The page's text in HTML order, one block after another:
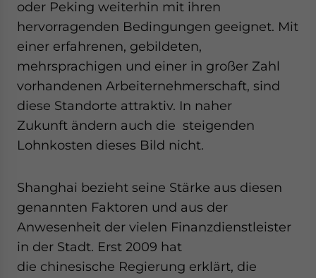
oder Peking weiterhin mit ihren
hervorragenden Bedingungen geeignet. Mit
einer erfahrenen, gebildeten,
mehrsprachigen und einer in großer Zahl
vorhandenen Arbeiternehmerschaft, sind
diese Standorte attraktiv. In naher
Zukunft ändern auch die steigenden
Lohnkosten dieses Bild nicht.
Shanghai bezieht seine Stärke aus diesen
genannten Faktoren und aus der
Anwesenheit der vielen Finanzdienstleister
in der Stadt. Erst 2009 hat
die chinesische Regierung erklärt, die